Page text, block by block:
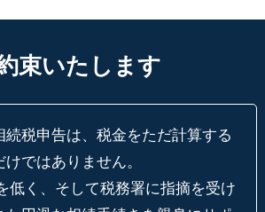
束いたします
続税申告は、税金をただ計算する
けではありません。
低く、そして税務署に指摘を受け